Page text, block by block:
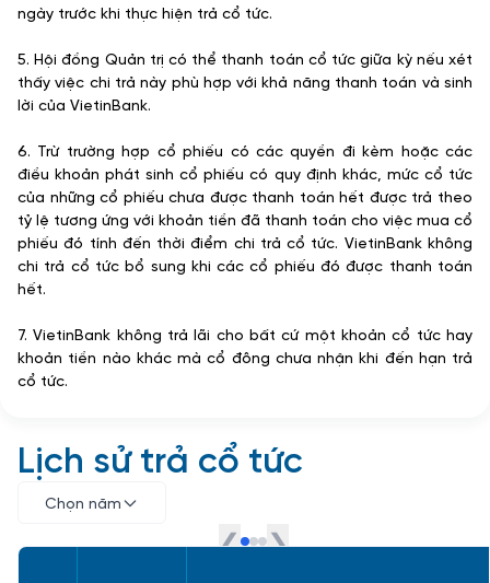
ngày trước khi thực hiện trả cổ tức.
5. Hội đồng Quản trị có thể thanh toán cổ tức giữa kỳ nếu xét
thấy việc chi trả này phù hợp với khả năng thanh toán và sinh
lời của VietinBank.
6. Trừ trường hợp cổ phiếu có các quyền đi kèm hoặc các
điều khoản phát sinh cổ phiếu có quy định khác, mức cổ tức
của những cổ phiếu chưa được thanh toán hết được trả theo
tỷ lệ tương ứng với khoản tiền đã thanh toán cho việc mua cổ
phiếu đó tính đến thời điểm chi trả cổ tức. VietinBank không
chi trả cổ tức bổ sung khi các cổ phiếu đó được thanh toán
hết.
7. VietinBank không trả lãi cho bất cứ một khoản cổ tức hay
khoản tiền nào khác mà cổ đông chưa nhận khi đến hạn trả
cổ tức.
Lịch sử trả cổ tức
Chọn năm
❮ ❯